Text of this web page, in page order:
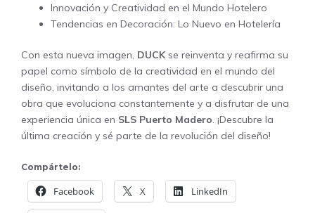
Innovación y Creatividad en el Mundo Hotelero
Tendencias en Decoración: Lo Nuevo en Hotelería
Con esta nueva imagen, DUCKse reinventa y reafirma su
papel como símbolo de la creatividad en el mundo del
diseño, invitando a los amantes del arte a descubrir una
obra que evoluciona constantemente y a disfrutar de una
experiencia única en SLS Puerto Madero. ¡Descubre la
última creación y sé parte de la revolución del diseño!
Compártelo:
Facebook X LinkedIn